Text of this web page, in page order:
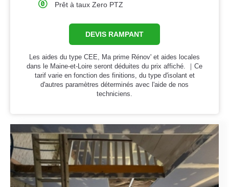
Prêt à taux Zero PTZ
DEVIS RAMPANT
Les aides du type CEE, Ma prime Rénov' et aides locales
dans le Maine-et-Loire seront déduites du prix affiché. ｜Ce
tarif varie en fonction des finitions, du type d'isolant et
d'autres paramètres déterminés avec l'aide de nos
techniciens.